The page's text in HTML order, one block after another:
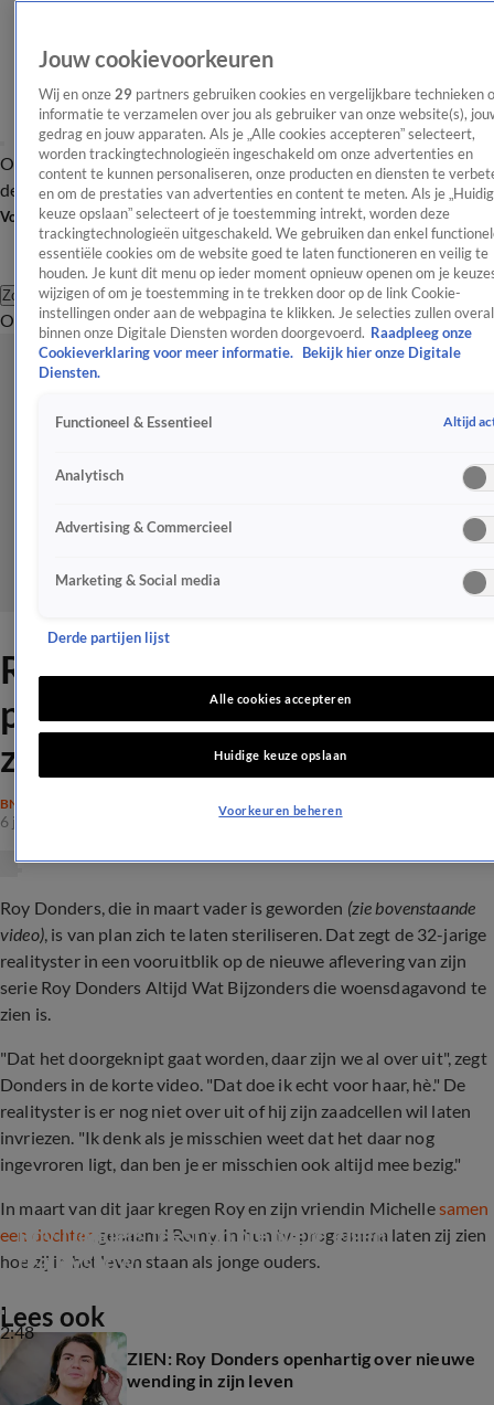
OverzichtAfleveringen Entertainment TV Algemeen
Tip
de redactieNieuwsbrief
Volg Shownieuws
Zoeken
OverzichtEntertainmentSpraakmakendRealityCrimeVideo's
Roy Donders heeft deze
pijnlijke ingreep over voor
zijn vriendin
BN'ERS
6 juni 2023, 10:38
Roy Donders, die in maart vader is geworden (zie bovenstaande
video), is van plan zich te laten steriliseren. Dat zegt de 32-jarige
realityster in een vooruitblik op de nieuwe aflevering van zijn
serie Roy Donders Altijd Wat Bijzonders die woensdagavond te
zien is.
"Dat het doorgeknipt gaat worden, daar zijn we al over uit", zegt
Donders in de korte video. "Dat doe ik echt voor haar, hè." De
realityster is er nog niet over uit of hij zijn zaadcellen wil laten
invriezen. "Ik denk als je misschien weet dat het daar nog
ingevroren ligt, dan ben je er misschien ook altijd mee bezig."
In maart van dit jaar kregen Roy en zijn vriendin Michellesamen
een dochter, genaamd Romy. In hun tv-programma laten zij zien
hoe zij in het leven staan als jonge ouders.
2:48
Roy Donders feest op première eigen
realityshow
Lees ook
ZIEN: Roy Donders openhartig over nieuwe
wending in zijn leven
Jouw cookievoorkeuren
Wij en onze 29 partners gebruiken cookies en vergelijkbare technieken
informatie te verzamelen over jou als gebruiker van onze website(s),
gedrag en jouw apparaten. Als je „Alle cookies accepteren” selecteert,
worden trackingtechnologieën ingeschakeld om onze advertenties en
content te kunnen personaliseren, onze producten en diensten te
en om de prestaties van advertenties en content te meten. Als je
keuze opslaan” selecteert of je toestemming intrekt, worden deze
trackingtechnologieën uitgeschakeld. We gebruiken dan enkel
essentiële cookies om de website goed te laten functioneren en veilig te
houden. Je kunt dit menu op ieder moment opnieuw openen om je
wijzigen of om je toestemming in te trekken door op de link Cookie-
instellingen onder aan de webpagina te klikken. Je selecties zullen overal
binnen onze Digitale Diensten worden doorgevoerd. Raadpleeg onze
Cookieverklaring voor meer informatie.
Bekijk hier onze Digitale
Diensten.
Functioneel & Essentieel Altijd
Analytisch
Advertising & Commercieel
Marketing & Social media
Derde partijen lijst
Alle cookies accepteren
Huidige keuze opslaan
Voorkeuren beheren